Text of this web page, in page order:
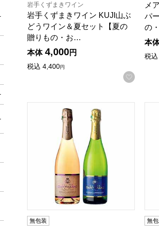
岩手くずまきワイン
岩手くずまきワイン KUJI山ぶ
どうワイン＆夏セット【夏の
贈りもの・お…
本体 4,000円
税込 4,400円
お気に
メ
パ
の
本
税込
クレマン ド ボルドーセット【夏の贈
無包装
イ
無
細を開く
細を開く
細を開く